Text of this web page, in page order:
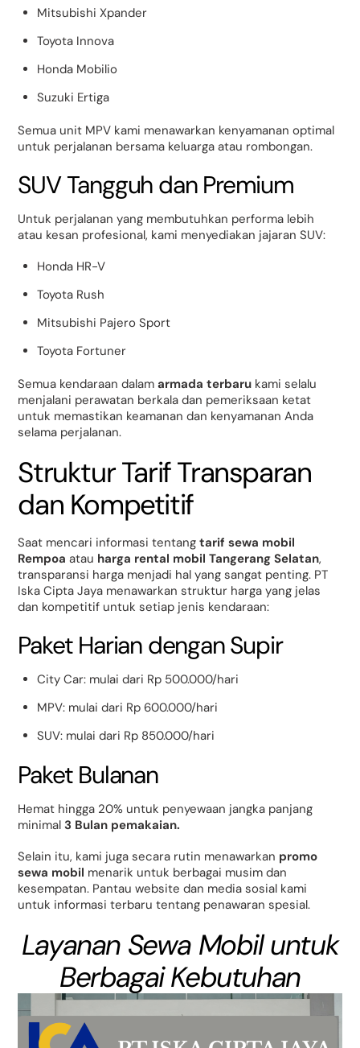
Mitsubishi Xpander
Toyota Innova
Honda Mobilio
Suzuki Ertiga
Semua unit MPV kami menawarkan kenyamanan optimal
untuk perjalanan bersama keluarga atau rombongan.
SUV Tangguh dan Premium
Untuk perjalanan yang membutuhkan performa lebih
atau kesan profesional, kami menyediakan jajaran SUV:
Honda HR-V
Toyota Rush
Mitsubishi Pajero Sport
Toyota Fortuner
Semua kendaraan dalamarmada terbaru kami selalu
menjalani perawatan berkala dan pemeriksaan ketat
untuk memastikan keamanan dan kenyamanan Anda
selama perjalanan.
Struktur Tarif Transparan
dan Kompetitif
Saat mencari informasi tentangtarif sewa mobil
Rempoa atau harga rental mobil Tangerang Selatan,
transparansi harga menjadi hal yang sangat penting. PT
Iska Cipta Jaya menawarkan struktur harga yang jelas
dan kompetitif untuk setiap jenis kendaraan:
Paket Harian dengan Supir
City Car: mulai dari Rp 500.000/hari
MPV: mulai dari Rp 600.000/hari
SUV: mulai dari Rp 850.000/hari
Paket Bulanan
Hemat hingga 20% untuk penyewaan jangka panjang
minimal 3 Bulan pemakaian.
Selain itu, kami juga secara rutin menawarkan promo
sewa mobil menarik untuk berbagai musim dan
kesempatan. Pantau website dan media sosial kami
untuk informasi terbaru tentang penawaran spesial.
Layanan Sewa Mobil untuk
Berbagai Kebutuhan